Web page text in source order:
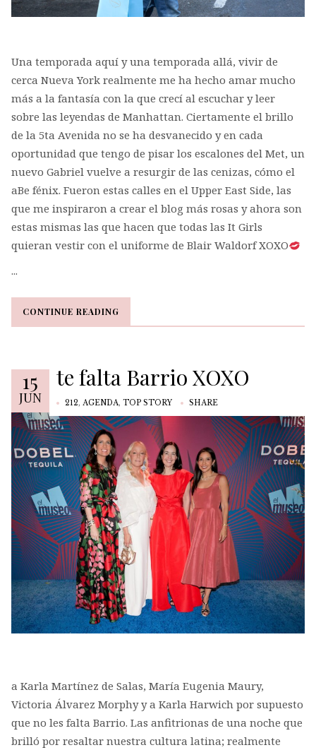
Una temporada aquí y una temporada allá, vivir de
cerca Nueva York realmente me ha hecho amar mucho
más a la fantasía con la que crecí al escuchar y leer
sobre las leyendas de Manhattan. Ciertamente el brillo
de la 5ta Avenida no se ha desvanecido y en cada
oportunidad que tengo de pisar los escalones del Met, un
nuevo Gabriel vuelve a resurgir de las cenizas, cómo el
aBe fénix. Fueron estas calles en el Upper East Side, las
que me inspiraron a crear el blog más rosas y ahora son
estas mismas las que hacen que todas las It Girls
quieran vestir con el uniforme de Blair Waldorf XOXO
...
CONTINUE READING
CONTINUE READING
15
JUN
te falta Barrio XOXO
212, AGENDA, TOP STORY SHARE
a Karla Martínez de Salas, María Eugenia Maury,
Victoria Álvarez Morphy y a Karla Harwich por supuesto
que no les falta Barrio. Las anfitrionas de una noche que
brilló por resaltar nuestra cultura latina; realmente